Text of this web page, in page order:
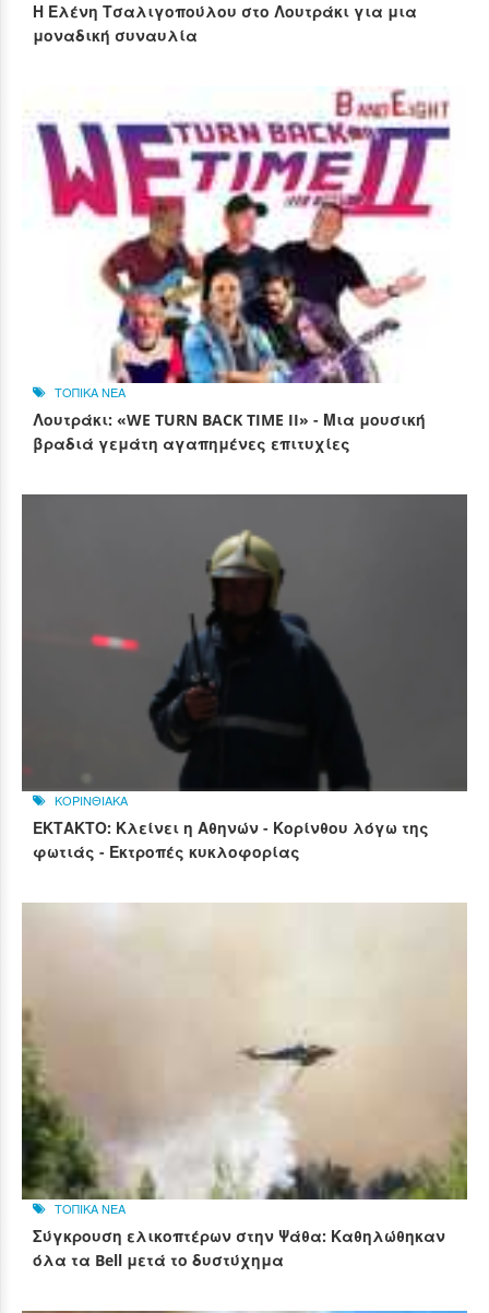
Η Ελένη Τσαλιγοπούλου στο Λουτράκι για μια
μοναδική συναυλία
ΤΟΠΙΚΑ ΝΕΑ
Λουτράκι: «WE TURN BACK TIME II» - Μια μουσική
βραδιά γεμάτη αγαπημένες επιτυχίες
ΚΟΡΙΝΘΙΑΚΑ
ΕΚΤΑΚΤΟ: Κλείνει η Αθηνών - Κορίνθου λόγω της
φωτιάς - Εκτροπές κυκλοφορίας
ΤΟΠΙΚΑ ΝΕΑ
Σύγκρουση ελικοπτέρων στην Ψάθα: Καθηλώθηκαν
όλα τα Bell μετά το δυστύχημα